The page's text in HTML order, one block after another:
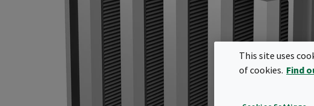
This site uses
of cookies. Find